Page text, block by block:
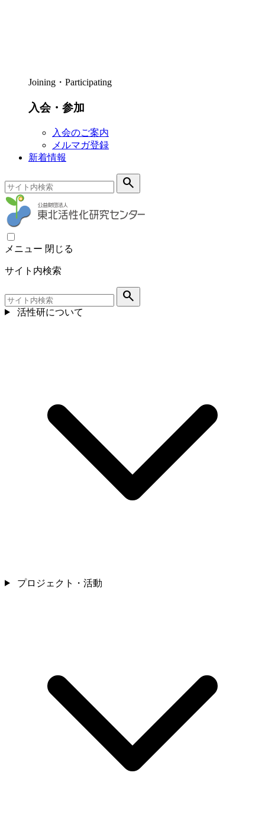
Joining・Participating
入会・参加
入会のご案内
メルマガ登録
新着情報
search
メニュー 閉じる
サイト内検索
search
活性研について
プロジェクト・活動